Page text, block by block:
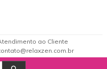
ao Cliente